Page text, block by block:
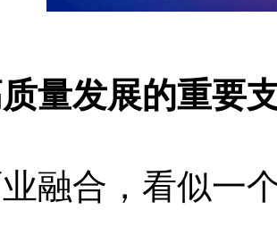
量发展的重要
融合，看似一